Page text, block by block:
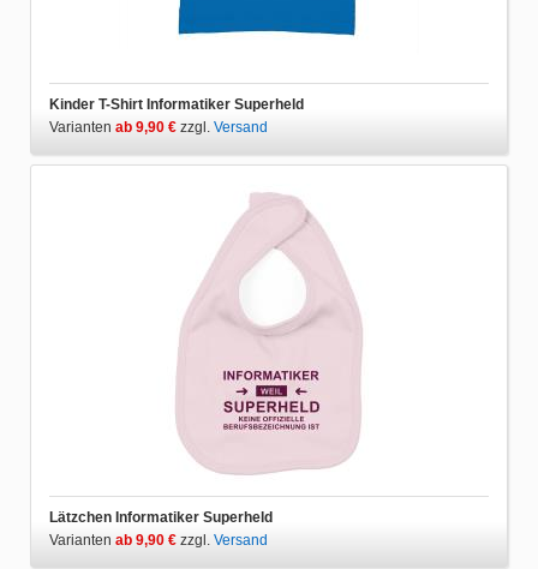
Kinder T-Shirt Informatiker Superheld
Varianten ab 9,90 € zzgl. Versand
Lätzchen Informatiker Superheld
Varianten ab 9,90 € zzgl. Versand